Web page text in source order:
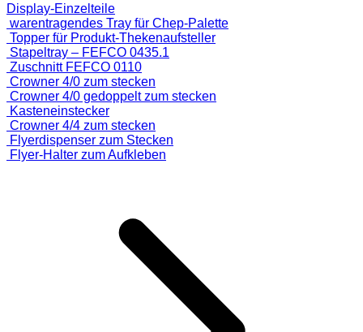
Display-Einzelteile
warentragendes Tray für Chep-Palette
Topper für Produkt-Thekenaufsteller
Stapeltray – FEFCO 0435.1
Zuschnitt FEFCO 0110
Crowner 4/0 zum stecken
Crowner 4/0 gedoppelt zum stecken
Kasteneinstecker
Crowner 4/4 zum stecken
Flyerdispenser zum Stecken
Flyer-Halter zum Aufkleben